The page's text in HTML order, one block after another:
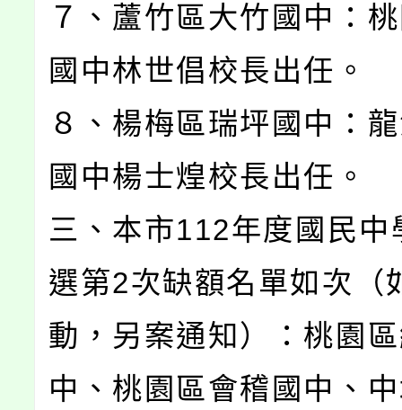
７、蘆竹區大竹國中：
國中林世倡校長出任。
８、楊梅區瑞坪國中：
國中楊士煌校長出任。
三、本市112年度國民中
選第2次缺額名單如次（
動，另案通知）：桃園
中、桃園區會稽國中、